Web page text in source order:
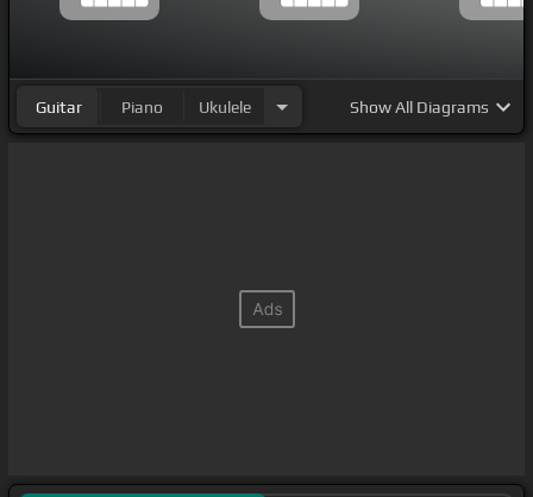
Guitar Piano Ukulele ShowAll Diagrams